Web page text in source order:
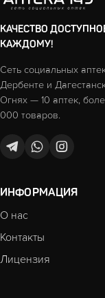
КАЧЕСТВО
КАЖДОМУ!
Сеть социальных
Дербенте и
Огнях — 10 аптек,
000 товаров.
ИНФОРМАЦИЯ
О нас
Контакты
Лицензия